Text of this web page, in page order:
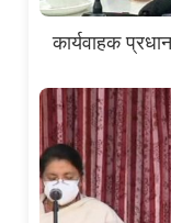
कार्यवाहक